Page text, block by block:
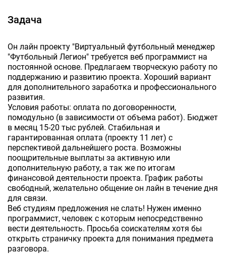
Задача
Он лайн проекту "Виртуальный футбольный менеджер
"Футбольный Легион" требуется веб программист на
постоянной основе. Предлагаем творческую работу по
поддержанию и развитию проекта. Хороший вариант
для дополнительного заработка и профессионального
развития.
Условия работы: оплата по договоренности,
помодульно (в зависимости от объема работ). Бюджет
в месяц 15-20 тыс рублей. Стабильная и
гарантированная оплата (проекту 11 лет) с
перспективой дальнейшего роста. Возможны
поощрительные выплаты за активную или
дополнительную работу, а так же по итогам
финансовой деятельности проекта. График работы
свободный, желательно общение он лайн в течение дня
для связи.
Веб студиям предложения не слать! Нужен именно
программист, человек с которым непосредственно
вести деятельность. Просьба соискателям хотя бы
открыть страничку проекта для понимания предмета
разговора.